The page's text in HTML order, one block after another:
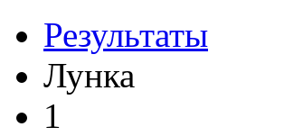
Результаты
Лунка
1